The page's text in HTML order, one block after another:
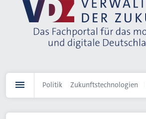
Politik Zukunftstechnologien